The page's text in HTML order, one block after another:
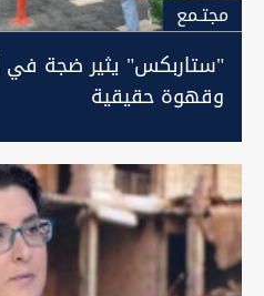
مجتـمع
"ستاربكس" يثير ضجة
وقهوة حقيقية